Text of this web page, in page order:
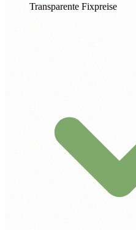
Transparente Fixpreise